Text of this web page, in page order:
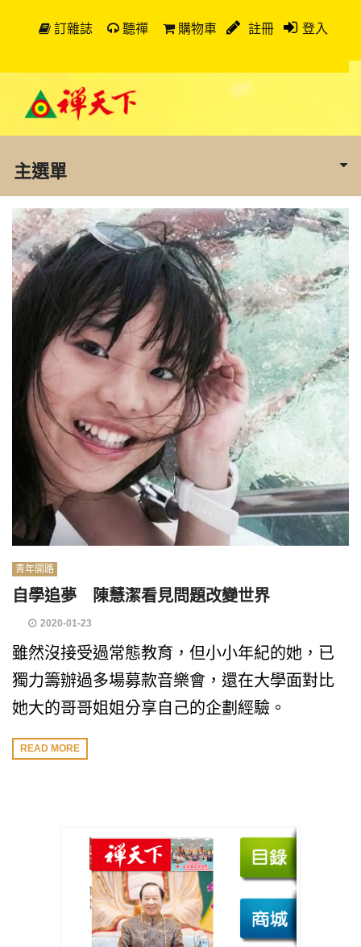
訂雜誌 聽禪 購物車 註冊 登入
主選單
青年開路
自學追夢 陳慧潔看見問題改變世界
2020-01-23
雖然沒接受過常態教育，但小小年紀的她，已
獨力籌辦過多場募款音樂會，還在大學面對比
她大的哥哥姐姐分享自己的企劃經驗。
READ MORE